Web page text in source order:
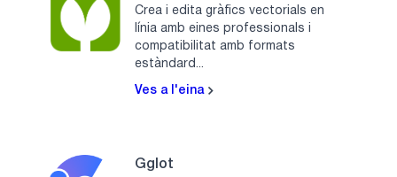
Crea i edita gràfics vectorials en
línia amb eines professionals i
compatibilitat amb formats
estàndard...
Ves a l'eina
Gglot